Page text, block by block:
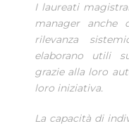
I laureati
manager anche
rilevanza
elaborano utili
grazie alla loro
loro iniziativa.
La capacità di